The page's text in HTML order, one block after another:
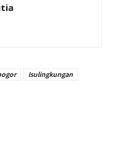
Isulingkungan